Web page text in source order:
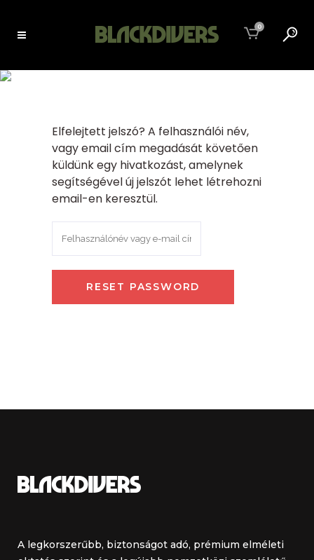
0
Elfelejtett jelszó? A felhasználói név,
vagy email cím megadását követően
küldünk egy hivatkozást, amelynek
segítségével új jelszót lehet létrehozni
email-en keresztül.
A legkorszerűbb, biztonságot adó, prémium elméleti